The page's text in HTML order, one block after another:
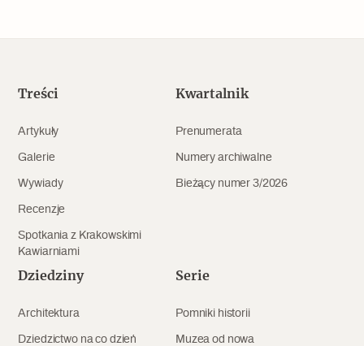
Varia
Popularne
Zabytek niejedno ma imię
Niewykonalne? Nie dla Wawelu
Treści
Artykuły
Galerie
Wywiady
Recenzje
Spotkania z Krakowskimi
Kawiarniami
Kwartalnik
Prenumerata
Numery archiwalne
Bieżący numer 3/2026
Dziedziny
Architektura
Dziedzictwo na co dzień
Serie
Pomniki historii
Muzea od nowa